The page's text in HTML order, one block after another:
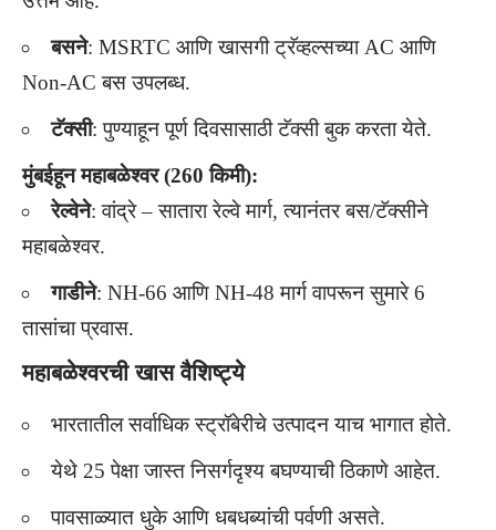
बसने: MSRTC आणि खासगी ट्रॅव्हल्सच्या AC आणि
Non-AC बस उपलब्ध.
टॅक्सी: पुण्याहून पूर्ण दिवसासाठी टॅक्सी बुक करता येते.
मुंबईहून महाबळेश्वर (260 किमी):
रेल्वेने: वांद्रे – सातारा रेल्वे मार्ग, त्यानंतर बस/टॅक्सीने
महाबळेश्वर.
गाडीने: NH-66 आणि NH-48 मार्ग वापरून सुमारे 6
तासांचा प्रवास.
महाबळेश्वरची खास वैशिष्ट्ये
भारतातील सर्वाधिक स्ट्रॉबेरीचे उत्पादन याच भागात होते.
येथे 25 पेक्षा जास्त निसर्गदृश्य बघण्याची ठिकाणे आहेत.
पावसाळ्यात धुके आणि धबधब्यांची पर्वणी असते.